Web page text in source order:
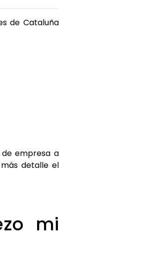
de Cataluña
empresa a
detalle el
mi